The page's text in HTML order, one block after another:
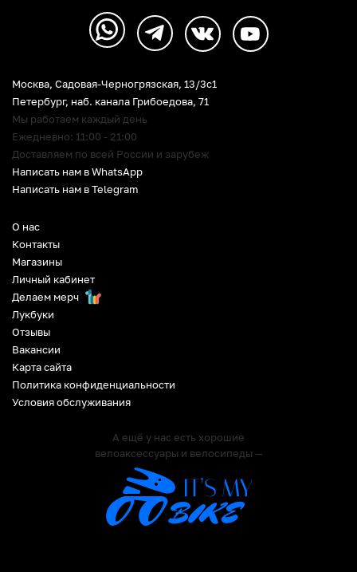
О нас
Контакты
Магазины
Личный кабинет
Делаем мерч
Лукбуки
Отзывы
Вакансии
Карта сайта
Политика конфиденциальности
Условия обслуживания
А ещё у нас есть хорошие
велоаксессуары и велосипеды —
Москва, Садовая-Черногрязская, 13/3c1
Петербург, наб. канала Грибоедова, 71
Мы работаем каждый день
Ежедневно: 11:00 - 21:00
Доставляем по всей России и зарубеж
Написать нам в WhatsApp
Написать нам в Telegram